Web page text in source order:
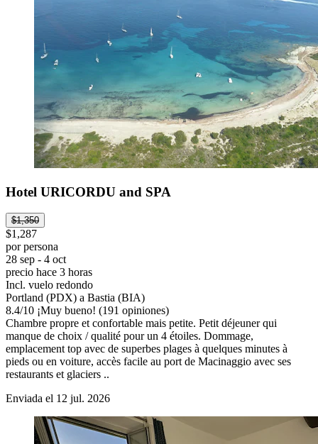
Hotel URICORDU and SPA
$1,350
$1,287
por persona
28 sep - 4 oct
precio hace 3 horas
Incl. vuelo redondo
Portland (PDX) a Bastia (BIA)
8.4/10 ¡Muy bueno! (191 opiniones)
Chambre propre et confortable mais petite. Petit déjeuner qui
manque de choix / qualité pour un 4 étoiles. Dommage,
emplacement top avec de superbes plages à quelques minutes à
pieds ou en voiture, accès facile au port de Macinaggio avec ses
restaurants et glaciers ..
Enviada el 12 jul. 2026